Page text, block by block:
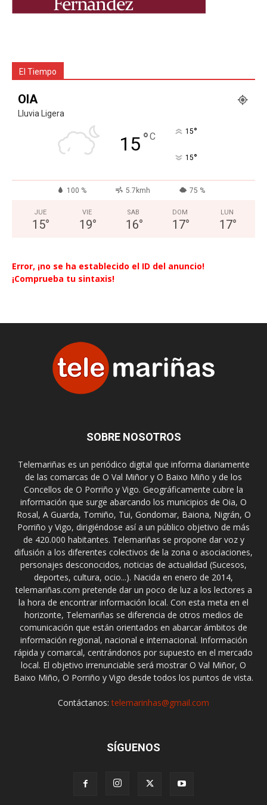
El Tiempo
OIA
Lluvia Ligera
15°C 15°
15°
100 % 5.7kmh 75 %
JUE
15°
VIE
19°
SAB
16°
DOM
17°
LUN
17°
Error, ¡no se ha establecido el ID del anuncio!
¡Comprueba tu sintaxis!
SOBRE NOSOTROS
Telemariñas es un periódico digital que informa diariamente
de las comarcas de O Val Miñor y O Baixo Miño y de los
Concellos de O Porriño y Vigo. Geográficamente cubre la
información que surge abarcando los municipios de Oia, O
Rosal, A Guarda, Tomiño, Tui, Gondomar, Baiona, Nigrán, O
Porriño y Vigo, dirigiéndose así a un público objetivo de más
de 420.000 habitantes. Telemariñas se propone dar voz y
difusión a los diferentes colectivos de la zona o asociaciones,
personajes desconocidos, noticias de actualidad (Sucesos,
deportes, cultura, ocio...). Nacida en enero de 2014,
telemariñas.com pretende dar un poco de luz a los lectores a
la hora de encontrar información local. Con esta meta en el
horizonte, Telemariñas se diferencia de otros medios de
comunicación que están orientados en abarcar ámbitos de
información regional, nacional e internacional. Información
rápida y comarcal, centrándonos por supuesto en el mercado
local. El objetivo irrenunciable será mostrar O Val Miñor, O
Baixo Miño, O Porriño y Vigo desde todos los puntos de vista.
Contáctanos:telemarinhas@gmail.com
SÍGUENOS